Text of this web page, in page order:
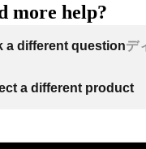
more help?
a different questionデ
a different product